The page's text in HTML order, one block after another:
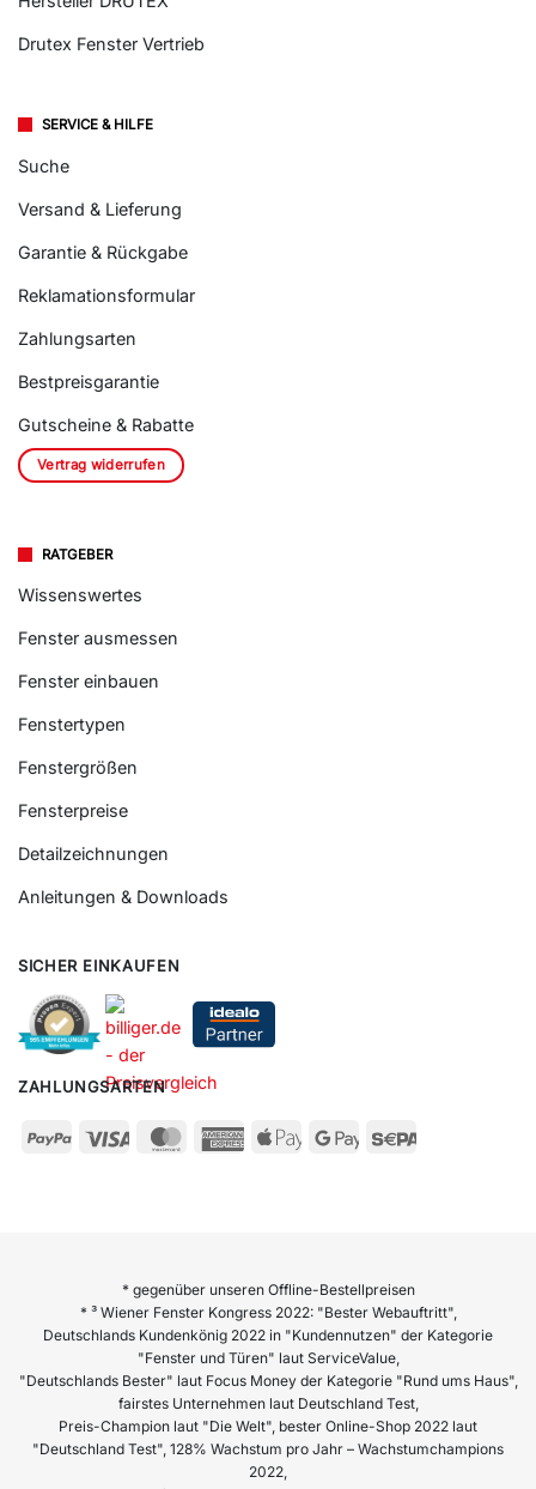
Drutex Fenster Vertrieb
SERVICE & HILFE
Suche
Versand & Lieferung
Garantie & Rückgabe
Reklamationsformular
Zahlungsarten
Bestpreisgarantie
Gutscheine & Rabatte
Vertrag widerrufen
RATGEBER
Wissenswertes
Fenster ausmessen
Fenster einbauen
Fenstertypen
Fenstergrößen
Fensterpreise
Detailzeichnungen
Anleitungen & Downloads
SICHER EINKAUFEN
ZAHLUNGSARTEN
* gegenüber unseren Offline-Bestellpreisen
* ³ Wiener Fenster Kongress 2022: "Bester Webauftritt",
Deutschlands Kundenkönig 2022 in "Kundennutzen" der Kategorie
"Fenster und Türen" laut ServiceValue,
"Deutschlands Bester" laut Focus Money der Kategorie "Rund ums Haus",
fairstes Unternehmen laut Deutschland Test,
Preis-Champion laut "Die Welt", bester Online-Shop 2022 laut
"Deutschland Test", 128% Wachstum pro Jahr – Wachstumchampions
2022,